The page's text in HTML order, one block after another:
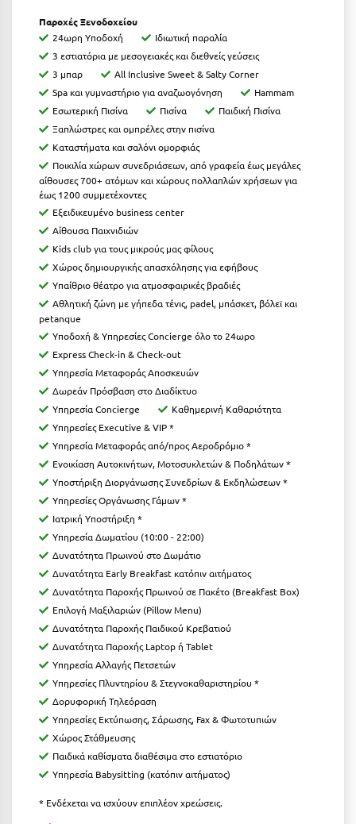
Τυρός
Ύδρα
Φιλιατρά Μεσσηνίας
Φλώρινα
Φοινικούντα
Χαλκίδα
Χαλκιδική
Χανιά
Χερσόνησος
Χερσόνησος Άθως
Χίος
Χράνοι Μεσσηνίας
Ψαθόπυργος
Παροχές Ξενοδοχείου
24ωρη Υποδοχή
Ιδιωτική παραλία
3 εστιατόρια με μεσογειακές και διεθνείς γεύσεις
3 μπαρ
All Inclusive Sweet & Salty Corner
Spa και γυμναστήριο για αναζωογόνηση
Hammam
Εσωτερική Πισίνα
Πισίνα
Παιδική Πισίνα
Ξαπλώστρες και ομπρέλες στην πισίνα
Καταστήματα και σαλόνι ομορφιάς
Ποικιλία χώρων συνεδριάσεων, από γραφεία έως μεγάλες
αίθουσες 700+ ατόμων και χώρους πολλαπλών χρήσεων για
έως 1200 συμμετέχοντες
Εξειδικευμένο business center
Αίθουσα Παιχνιδιών
Kids club για τους μικρούς μας φίλους
Χώρος δημιουργικής απασχόλησης για εφήβους
Υπαίθριο θέατρο για ατμοσφαιρικές βραδιές
Αθλητική ζώνη με γήπεδα τένις, padel, μπάσκετ, βόλεϊ και
petanque
Υποδοχή & Υπηρεσίες Concierge όλο το 24ωρο
Express Check-in & Check-out
Υπηρεσία Μεταφοράς Αποσκευών
Δωρεάν Πρόσβαση στο Διαδίκτυο
Υπηρεσία Concierge
Καθημερινή Καθαριότητα
Υπηρεσίες Executive & VIP *
Υπηρεσία Μεταφοράς από/προς Αεροδρόμιο *
Ενοικίαση Αυτοκινήτων, Μοτοσυκλετών & Ποδηλάτων *
Υποστήριξη Διοργάνωσης Συνεδρίων & Εκδηλώσεων *
Υπηρεσίες Οργάνωσης Γάμων *
Ιατρική Υποστήριξη *
Υπηρεσία Δωματίου (10:00 - 22:00)
Δυνατότητα Πρωινού στο Δωμάτιο
Δυνατότητα Early Breakfast κατόπιν αιτήματος
Δυνατότητα Παροχής Πρωινού σε Πακέτο (Breakfast Box)
Επιλογή Μαξιλαριών (Pillow Menu)
Δυνατότητα Παροχής Παιδικού Κρεβατιού
Δυνατότητα Παροχής Laptop ή Tablet
Υπηρεσία Αλλαγής Πετσετών
Υπηρεσίες Πλυντηρίου & Στεγνοκαθαριστηρίου *
Δορυφορική Τηλεόραση
Υπηρεσίες Εκτύπωσης, Σάρωσης, Fax & Φωτοτυπιών
Χώρος Στάθμευσης
Παιδικά καθίσματα διαθέσιμα στο εστιατόριο
Υπηρεσία Babysitting (κατόπιν αιτήματος)
* Ενδέχεται να ισχύουν επιπλέον χρεώσεις.